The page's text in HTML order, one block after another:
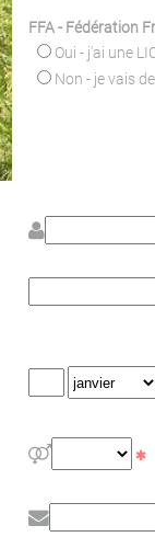
FFA - Fédération
Oui - j'ai une
Non - je vais